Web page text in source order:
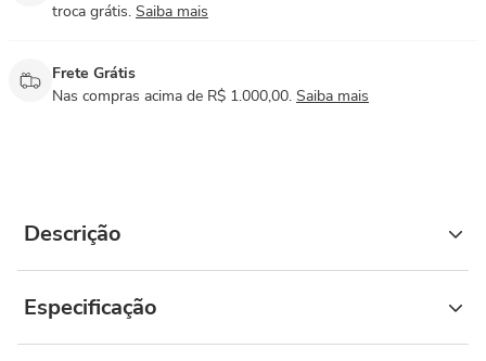
troca grátis. Saiba mais
Frete Grátis
Nas compras acima de R$ 1.000,00. Saiba mais
Descrição
Especificação